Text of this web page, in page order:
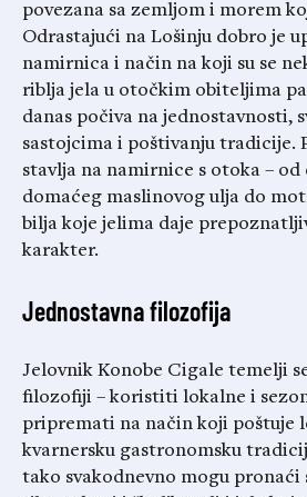
povezana sa zemljom i morem
Odrastajući na Lošinju dobro je
namirnica i način na koji su se
riblja jela u otočkim obiteljima
danas počiva na jednostavnosti,
sastojcima i poštivanju tradicije.
stavlja na namirnice s otoka – od
domaćeg maslinovog ulja do
bilja koje jelima daje
karakter.
Jednostavna filozofija
Jelovnik Konobe Cigale temelji
filozofiji – koristiti lokalne i
pripremati na način koji poštuje
kvarnersku gastronomsku
tako svakodnevno mogu pronaći